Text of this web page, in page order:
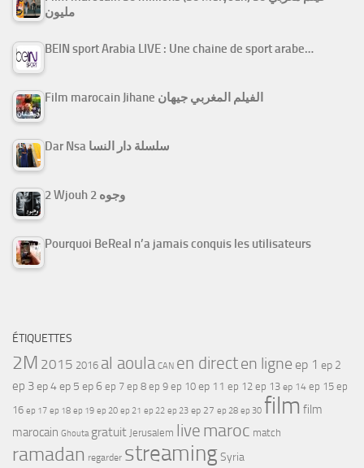
مليون
BEIN sport Arabia LIVE : Une chaine de sport arabe…
Film marocain Jihane الفيلم المغربي جيهان
Dar Nsa سلسلة دار النسا
2 Wjouh 2 وجوه
Pourquoi BeReal n’a jamais conquis les utilisateurs
ÉTIQUETTES
2M 2015 2016 al aoula CAN en directen ligne ep 1 ep 2
ep 3ep 4ep 5 ep 6 ep 7 ep 8 ep 9 ep 10 ep 11 ep 12 ep 13 ep 14 ep 15 ep
16 ep 17 ep 18 ep 19 ep 20 ep 21 ep 22 ep 23 ep 27 ep 28 ep 30 film film
marocain Ghouta gratuit Jerusalem live maroc match
ramadan regarder streamingSyria